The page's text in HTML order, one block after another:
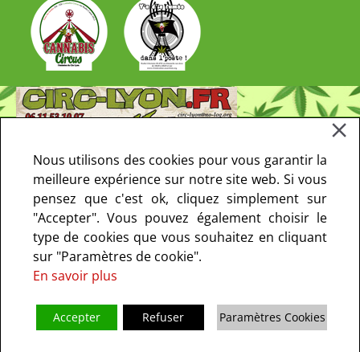
Nous utilisons des cookies pour vous garantir la
meilleure expérience sur notre site web. Si vous
pensez que c'est ok, cliquez simplement sur
"Accepter". Vous pouvez également choisir le
type de cookies que vous souhaitez en cliquant
sur "Paramètres de cookie".
En savoir plus
Accepter Refuser Paramètres Cookies